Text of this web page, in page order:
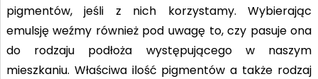
pigmentów, jeśli z nich korzystamy. Wybierając
emulsję weźmy również pod uwagę to, czy pasuje ona
do rodzaju podłoża występującego w naszym
mieszkaniu. Właściwa ilość pigmentów a także rodzaj